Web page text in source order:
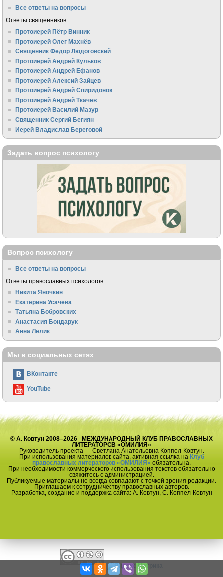
Все ответы на вопросы
Ответы священников:
Протоиерей Пётр Винник
Протоиерей Олег Махнёв
Священник Федор Людоговский
Протоиерей Андрей Кульков
Протоиерей Андрей Ефанов
Протоиерей Алексий Зайцев
Протоиерей Андрей Спиридонов
Протоиерей Андрей Ткачёв
Протоиерей Василий Мазур
Священник Сергий Бегиян
Иерей Владислав Береговой
Задать вопрос психологу
Вопрос психологу
Все ответы на вопросы
Ответы православных психологов:
Никита Яночкин
Екатерина Усачева
Татьяна Бобровских
Анастасия Бондарук
Анна Лелик
Мы в социальных сетях
ВКонтакте
YouTube
© А. Ковтун 2008–2026 МЕЖДУНАРОДНЫЙ КЛУБ ПРАВОСЛАВНЫХ
ЛИТЕРАТОРОВ «ОМИЛИЯ»
Руководитель проекта — Светлана Анатольевна Коппел-Ковтун.
При использования материалов сайта, активная ссылка на Клуб
православных литераторов «ОМИЛИЯ» обязательна.
При необходимости коммерческого использования текстов обязательно
свяжитесь с администрацией.
Публикуемые материалы не всегда совпадают с точкой зрения редакции.
Приглашаем к сотрудничеству православных авторов.
Разработка, создание и поддержка сайта: А. Ковтун, С. Коппел-Ковтун